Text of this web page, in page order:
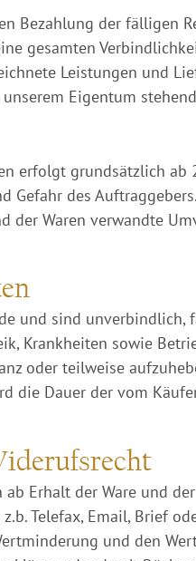
Bezahlung der fälligen
gesamten
Leistungen und
Eigentum
erfolgt grundsätzlich
des
der Waren verwandte
und sind
Krankheiten sowie
oder teilweise
die Dauer der vom
Erhalt der Ware und
Telefax, Email, Brief
und den